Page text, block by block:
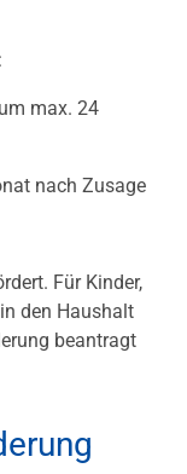
:
max. 24
nach Zusage
Für Kinder,
den Haushalt
beantragt